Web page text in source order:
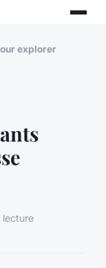
explorer
lecture